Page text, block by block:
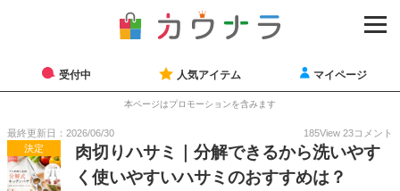
受付中 人気アイテム マイページ
本ページはプロモーションを含みます
最終更新日：2026/06/30 185View 23コメント
決定
肉切りハサミ｜分解できるから洗いやす
く使いやすいハサミのおすすめは？